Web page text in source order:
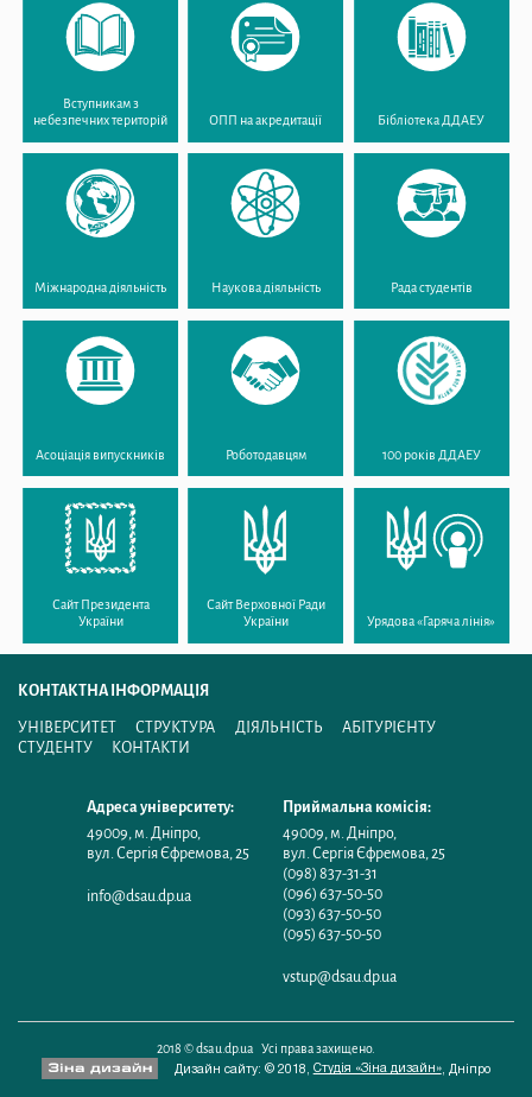
Вступникам з
небезпечних територій
ОПП на акредитації Бібліотека ДДАЕУ
Міжнародна діяльність Наукова діяльність Рада студентів
Асоціація випускників Роботодавцям 100 років ДДАЕУ
Сайт Президента
України
Сайт Верховної Ради
України
Урядова «Гаряча лінія»
КОНТАКТНА ІНФОРМАЦІЯ
УНІВЕРСИТЕТ СТРУКТУРА ДІЯЛЬНІСТЬ
АБІТУРІЄНТУ
СТУДЕНТУ
КОНТАКТИ
Адреса університету:
49009,м. Дніпро,
вул. Сергія Єфремова, 25
info@dsau.dp.ua
Приймальна комісія:
49009,м. Дніпро,
вул. Сергія Єфремова, 25
(098) 837-31-31
(096) 637-50-50
(093) 637-50-50
(095) 637-50-50
vstup@dsau.dp.ua
2018 © dsau.dp.ua Усі права захищено.
Дизайн сайту: © 2018, Студія «Зіна дизайн», Дніпро